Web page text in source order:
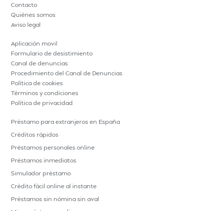
Contacto
Quiénes somos
Aviso legal
Aplicación movil
Formulario de desistimiento
Canal de denuncias
Procedimiento del Canal de Denuncias
Política de cookies
Términos y condiciones
Política de privacidad
Préstamo para extranjeros en España
Créditos rápidos
Préstamos personales online
Préstamos inmediatos
Simulador préstamo
Crédito fácil online al instante
Préstamos sin nómina sin aval